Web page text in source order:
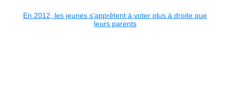
En 2012, les jeunes s’apprêtent à voter plus à droite que
leurs parents